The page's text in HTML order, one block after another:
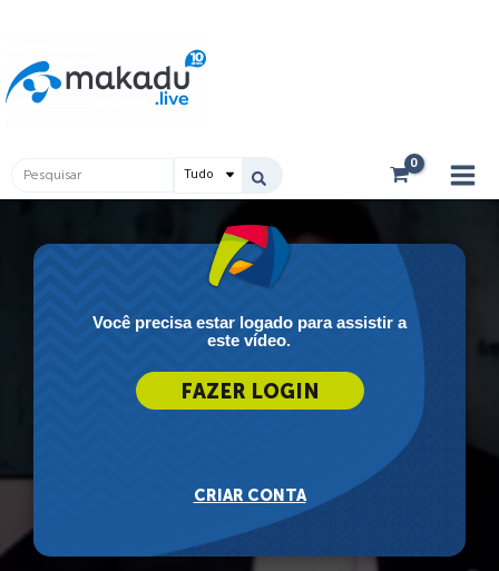
conteúdo
Pesquisar
...
Você precisa estar logado para assistir a
este vídeo.